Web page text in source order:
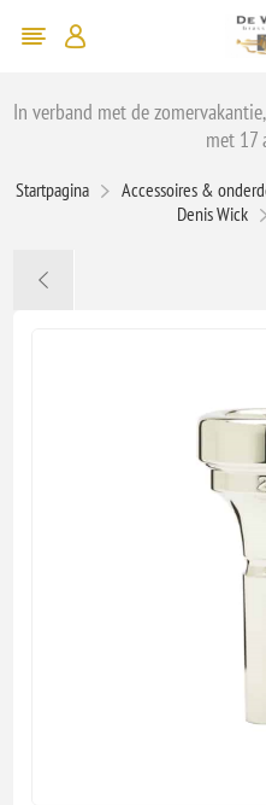
In verband met de
met 17
Startpagina Accessoires &
Denis Wick